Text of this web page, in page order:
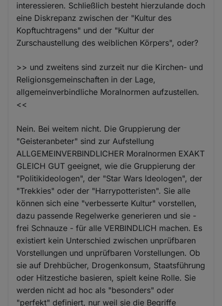
interessieren. Schließlich besteht hierzulande doch
eine Diskrepanz zwischen der "Kultur des
Kopftuchtragens" und der "Kultur der
Zurschaustellung des weiblichen Körpers", oder?
>> und zweitens sind zurzeit nur die Kirchen- und
Religionsgemeinschaften in der Lage,
allgemeinverbindliche Moralnormen aufzustellen.
<<
Nein. Bei weitem nicht. Die Gruppierung der
"Geisteranbeter" sind zur Aufstellung
ALLGEMEINVERBINDLICHER Moralnormen EXAKT
GLEICH GUT geeignet, wie die Gruppierung der
"Politikideologen", der "Star Wars Ideologen", der
"Trekkies" oder der "Harrypotteristen". Sie alle
können sich eine "verbesserte Kultur" vorstellen,
dazu passende Regelwerke generieren und sie -
frei Schnauze - für alle VERBINDLICH machen. Es
existiert kein Unterschied zwischen unprüfbaren
Vorstellungen und unprüfbaren Vorstellungen. Ob
sie auf Drehbücher, Drogenkonsum, Staatsführung
oder Hitzestiche basieren, spielt keine Rolle. Sie
werden nicht ad hoc als "besonders" oder
"perfekt" definiert, nur weil sie die Begriffe